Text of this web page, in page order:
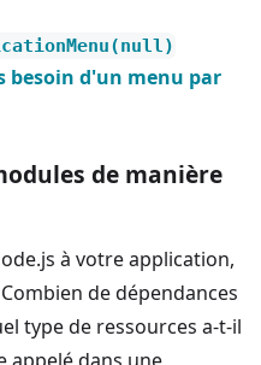
besoin d'un menu par
de manière
à votre application,
de dépendances
type de ressources a-t-il